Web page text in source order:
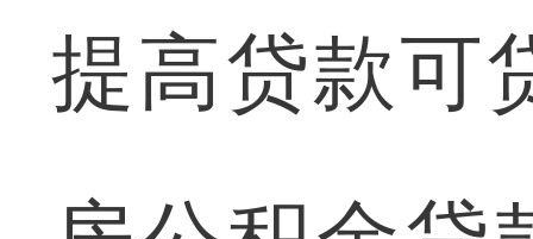
提高贷款可